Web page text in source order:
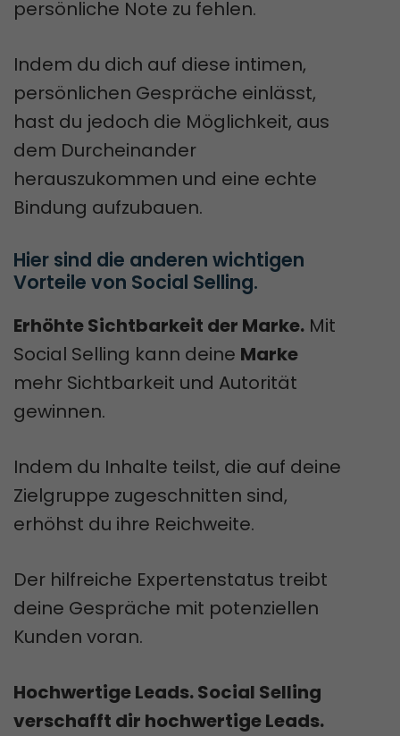
persönliche Note zu fehlen.
Indem du dich auf diese intimen,
persönlichen Gespräche einlässt,
hast du jedoch die Möglichkeit, aus
dem Durcheinander
herauszukommen und eine echte
Bindung aufzubauen.
Hier sind die anderen wichtigen
Vorteile von Social Selling.
Erhöhte Sichtbarkeit der Marke. Mit
Social Selling kann deine Marke
mehr Sichtbarkeit und Autorität
gewinnen.
Indem du Inhalte teilst, die auf deine
Zielgruppe zugeschnitten sind,
erhöhst du ihre Reichweite.
Der hilfreiche Expertenstatus treibt
deine Gespräche mit potenziellen
Kunden voran.
Hochwertige Leads. Social Selling
verschafft dir hochwertige Leads.